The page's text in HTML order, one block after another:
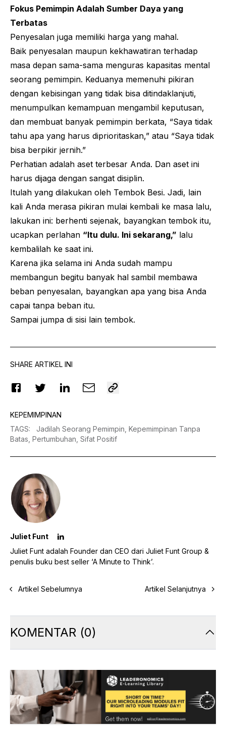
Fokus Pemimpin Adalah Sumber Daya yang
Terbatas
Penyesalan juga memiliki harga yang mahal.
Baik penyesalan maupun kekhawatiran terhadap
masa depan sama-sama menguras kapasitas mental
seorang pemimpin. Keduanya memenuhi pikiran
dengan kebisingan yang tidak bisa ditindaklanjuti,
menumpulkan kemampuan mengambil keputusan,
dan membuat banyak pemimpin berkata, “Saya tidak
tahu apa yang harus diprioritaskan,” atau “Saya tidak
bisa berpikir jernih.”
Perhatian adalah aset terbesar Anda. Dan aset ini
harus dijaga dengan sangat disiplin.
Itulah yang dilakukan oleh Tembok Besi. Jadi, lain
kali Anda merasa pikiran mulai kembali ke masa lalu,
lakukan ini: berhenti sejenak, bayangkan tembok itu,
ucapkan perlahan “Itu dulu. Ini sekarang,” lalu
kembalilah ke saat ini.
Karena jika selama ini Anda sudah mampu
membangun begitu banyak hal sambil membawa
beban penyesalan, bayangkan apa yang bisa Anda
capai tanpa beban itu.
Sampai jumpa di sisi lain tembok.
SHARE ARTIKEL INI
KEPEMIMPINAN
TAGS: Jadilah Seorang Pemimpin, Kepemimpinan Tanpa
Batas, Pertumbuhan, Sifat Positif
Juliet Funt
Juliet Funt adalah Founder dan CEO dari Juliet Funt Group &
penulis buku best seller ‘A Minute to Think’.
Artikel Sebelumnya Artikel Selanjutnya
KOMENTAR (0)